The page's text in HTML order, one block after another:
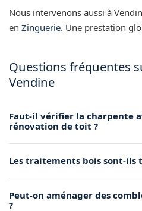
Nous intervenons aussi à
en Zinguerie. Une prestation
Questions fréquentes
Vendine
Faut-il vérifier la charpente
rénovation de toit ?
nécessaire avant de poser une
Les traitements bois sont-ils
strictes et sont sans danger
Peut-on aménager des
?